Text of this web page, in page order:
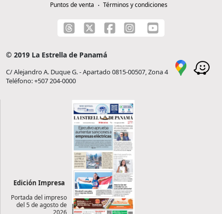
Puntos de venta
Términos y condiciones
© 2019 La Estrella de Panamá
C/ Alejandro A. Duque G. - Apartado 0815-00507, Zona 4
Teléfono: +507 204-0000
Edición Impresa
Portada del impreso
del 5 de agosto de
2026